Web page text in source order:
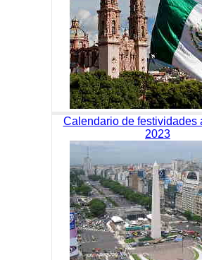
Calendario de festividades
2023